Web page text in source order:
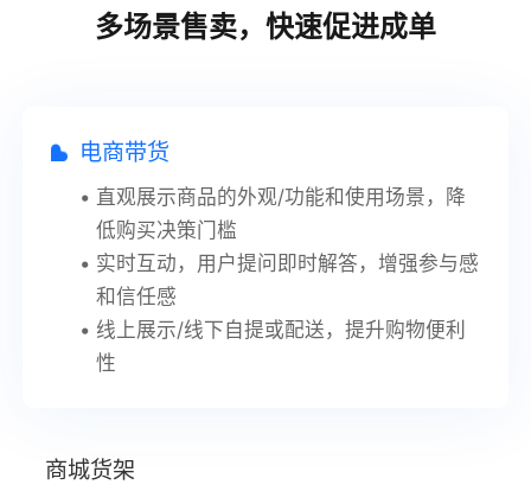
多场景售卖，快速促进成单
电商带货
直观展示商品的外观/功能和使用场景，降
低购买决策门槛
实时互动，用户提问即时解答，增强参与感
和信任感
线上展示/线下自提或配送，提升购物便利
性
商城货架